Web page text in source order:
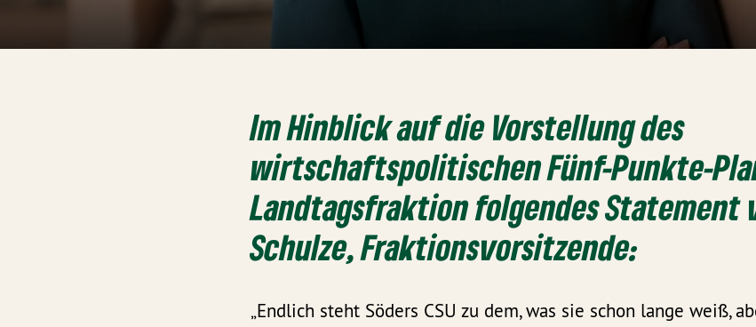
Im Hinblick auf die Vorstellung des
wirtschaftspolitischen Fünf-Punkte-
Landtagsfraktion folgendes Statement
Schulze, Fraktionsvorsitzende:
„Endlich steht Söders CSU zu dem, was sie schon lange weiß,